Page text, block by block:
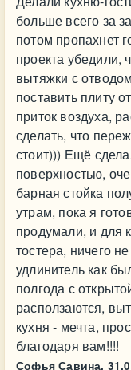
больше всего за
потом пропахнет
проекта убедили,
вытяжки с
поставить плиту
приток воздуха,
сделать, что
стоит))) Ещё
поверхностью,
барная стойка
утрам, пока я
продумали, и для
тостера, ничего
удлинитель как
полгода с
расползаются,
кухня - мечта,
благодаря вам!!!!
Софья Савина,